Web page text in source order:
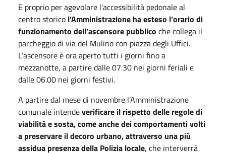
E proprio per agevolare l’accessibilità pedonale al
centro storico l’Amministrazione ha esteso l’orario di
funzionamento dell’ascensore pubblico che collega il
parcheggio di via del Mulino con piazza degli Uffici.
L’ascensore è ora aperto tutti i giorni fino a
mezzanotte, a partire dalle 07.30 nei giorni feriali e
dalle 06.00 nei giorni festivi.
A partire dal mese di novembre l’Amministrazione
comunale intendeverificare il rispetto delle regole di
viabilità e sosta, come anche dei comportamenti volti
a preservare il decoro urbano, attraverso una più
assidua presenza della Polizia locale, che interverrà